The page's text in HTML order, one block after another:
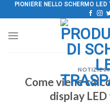
Salta
al
PIONIERE NELLO SCHERMO
NOTIZIE
Come viene
display